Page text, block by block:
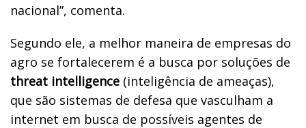
nacional”, comenta.
Segundo ele, a melhor maneira de empresas do
agro se fortalecerem é a busca por soluções de
threat intelligence (inteligência de ameaças),
que são sistemas de defesa que vasculham a
internet em busca de possíveis agentes de